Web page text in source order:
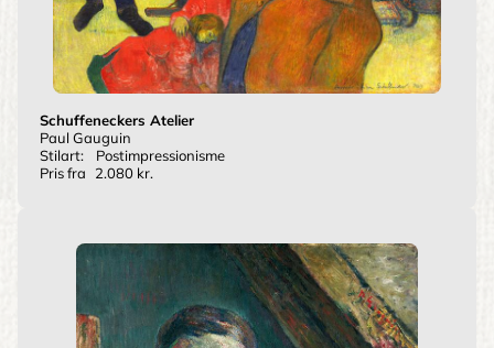
Schuffeneckers Atelier
Paul Gauguin
Stilart:
Postimpressionisme
Pris fra
2.080 kr.